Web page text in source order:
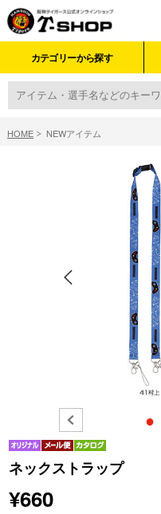
カテゴリーから探す
HOME NEWアイテム
●
ネックストラップ
¥660